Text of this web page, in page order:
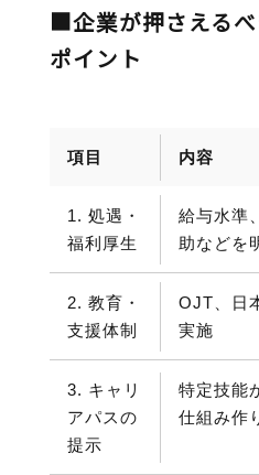
■企業が押さえる
ポイント
項目 内容
1. 処遇・
福利厚生
給与水準
助などを
2. 教育・
支援体制
OJT、日
実施
3. キャリ
アパスの
提示
特定技能
仕組み作